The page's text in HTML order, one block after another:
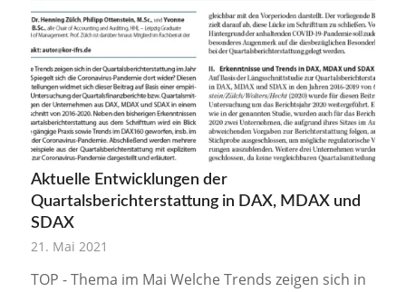
Aktuelle Entwicklungen der
Quartalsberichterstattung in DAX, MDAX und
SDAX
21. Mai 2021
TOP - Thema im Mai Welche Trends zeigen sich in